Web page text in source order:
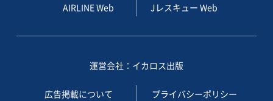
AIRLINE Web Jレスキュー Web
運営会社：イカロス出版
広告掲載について プライバシーポリシー